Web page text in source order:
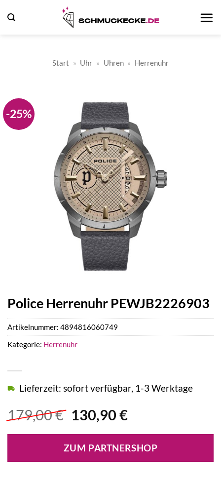
Inhalt
Start » Uhr » Uhren » Herrenuhr
-25%
Police Herrenuhr PEWJB2226903
179,00€ Ursprünglicher
war:
179,00 €
130,90 €Aktueller
ist:
130,90 €.
Lieferzeit: sofort verfügbar, 1-3 Werktage
ZUM PARTNERSHOP
Artikelnummer: 4894816060749
Kategorie: Herrenuhr